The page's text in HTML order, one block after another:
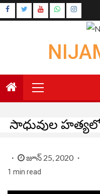
Skip
to
Menu
సాధువుల హత్యలో
జూన్ 25, 2020
1 min read